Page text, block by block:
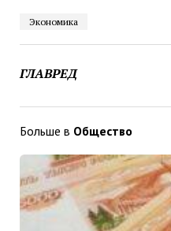
Экономика
ГЛАВРЕД
Больше в Общество